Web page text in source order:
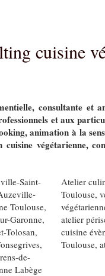
cuisine
, consultante et
et aux
animation à la
végétarienne,
Saint-
Toulouse,
Garonne,
Tolosan,
,
de-
Labège
Atelier
Toulouse,
atelier
cuisine
Toulouse,